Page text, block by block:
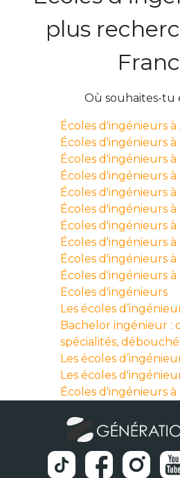
plus
Où souhaites-tu
Écoles d'ingénieurs à
Écoles d'ingénieurs
Écoles d'ingénieurs à
Écoles d'ingénieurs à
Écoles d'ingénieurs à
Écoles d'ingénieurs à
Écoles d'ingénieurs à
Écoles d'ingénieurs à
Écoles d'ingénieurs à
Écoles d'ingénieurs
Ecoles d'ingénieurs
Les écoles
Bachelor ingénieur :
spécialités,
Les écoles
Les écoles
Écoles d'ingénieurs